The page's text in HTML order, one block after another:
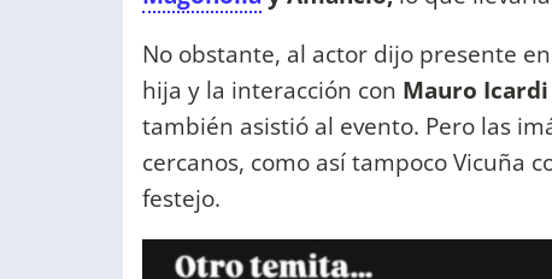
No obstante, al actor dijo presente
hija y la interacción con Mauro Icardi
también asistió al evento. Pero las
cercanos, como así tampoco Vicuña
festejo.